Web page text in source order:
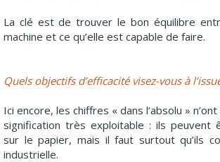
La clé est de trouver le bon équilibre
machine et ce qu’elle est capable de faire.
Quels objectifs d’efficacité visez-vous à
Ici encore, les chiffres « dans l’absolu »
signification très exploitable : ils
sur le papier, mais il faut surtout qu’ils
industrielle.